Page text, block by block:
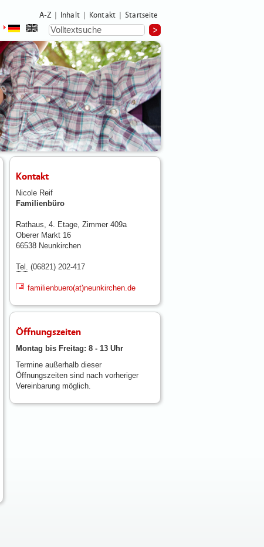
A-Z Inhalt Kontakt Startseite
Kontakt
Nicole Reif
Familienbüro
Rathaus, 4. Etage, Zimmer 409a
Oberer Markt 16
66538 Neunkirchen
Tel. (06821) 202-417
familienbuero(at)neunkirchen.de
Öffnungszeiten
Montag bis Freitag: 8 - 13 Uhr
Termine außerhalb dieser
Öffnungszeiten sind nach vorheriger
Vereinbarung möglich.